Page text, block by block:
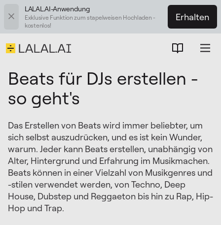
LALAL.AI-Anwendung
Exklusive Funktion zum stapelweisen Hochladen -
kostenlos!
Erhalten
Beats für DJs erstellen -
so geht's
Das Erstellen von Beats wird immer beliebter, um
sich selbst auszudrücken, und es ist kein Wunder,
warum. Jeder kann Beats erstellen, unabhängig von
Alter, Hintergrund und Erfahrung im Musikmachen.
Beats können in einer Vielzahl von Musikgenres und
-stilen verwendet werden, von Techno, Deep
House, Dubstep und Reggaeton bis hin zu Rap, Hip-
Hop und Trap.